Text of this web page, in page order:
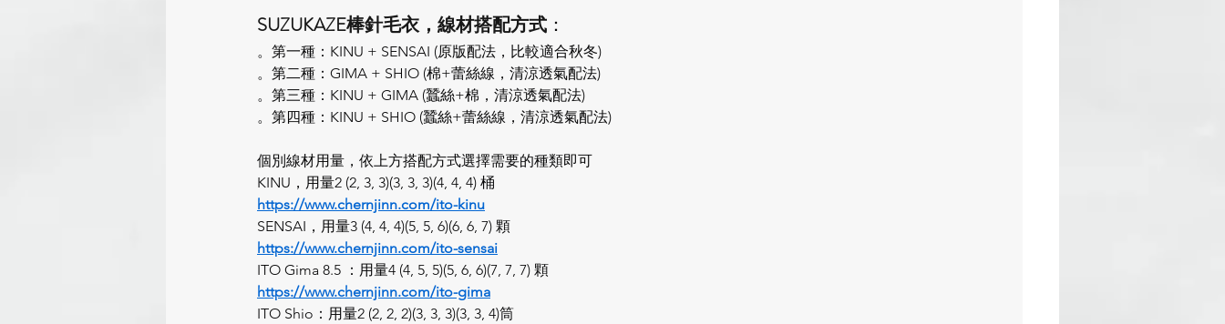
SUZUKAZE棒針毛衣，線材搭配方式 ：
。第一種：KINU + SENSAI (原版配法，比較適合秋冬)
。第二種：GIMA + SHIO (棉+蕾絲線，清涼透氣配法)
。第三種：KINU + GIMA (蠶絲+棉，清涼透氣配法)
。第四種：KINU + SHIO (蠶絲+蕾絲線，清涼透氣配法)
個別線材用量，依上方搭配方式選擇需要的種類即可
KINU，用量2 (2, 3, 3)(3, 3, 3)(4, 4, 4) 桶
https://www.chernjinn.com/ito-kinu
SENSAI，用量3 (4, 4, 4)(5, 5, 6)(6, 6, 7) 顆
https://www.chernjinn.com/ito-sensai
ITO Gima 8.5 ：用量4 (4, 5, 5)(5, 6, 6)(7, 7, 7) 顆
https://www.chernjinn.com/ito-gima
ITO Shio：用量2 (2, 2, 2)(3, 3, 3)(3, 3, 4)筒